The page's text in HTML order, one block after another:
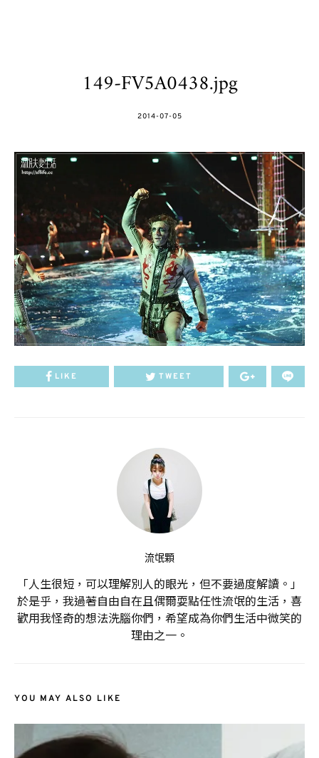
149-FV5A0438.jpg
POSTED
2014-07-05
LIKE TWEET
流氓顆
「人生很短，可以理解別人的眼光，但不要過度解讀。」
於是乎，我過著自由自在且偶爾耍點任性流氓的生活，喜
歡用我怪奇的想法洗腦你們，希望成為你們生活中微笑的
理由之一。
YOU MAY ALSO LIKE